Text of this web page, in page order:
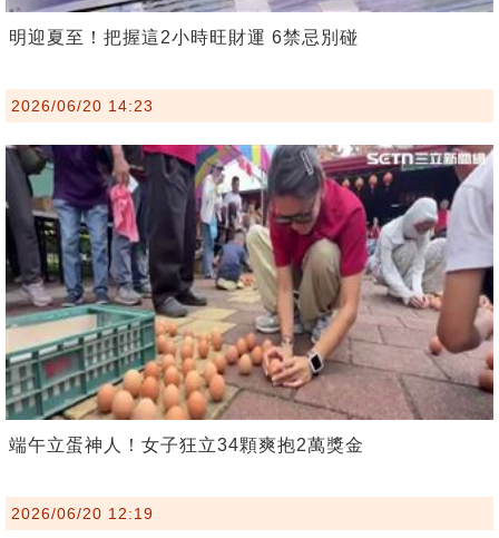
明迎夏至！把握這2小時旺財運 6禁忌別碰
2026/06/20 14:23
端午立蛋神人！女子狂立34顆爽抱2萬獎金
2026/06/20 12:19